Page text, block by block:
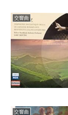
交響曲
交響曲